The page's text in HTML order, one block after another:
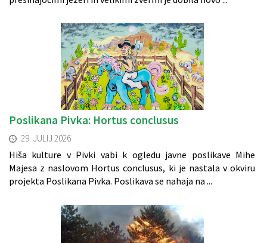
Poslikana Pivka: Hortus conclusus
29. JULIJ 2026
Hiša kulture v Pivki vabi k ogledu javne poslikave Mihe
Majesa z naslovom Hortus conclusus, ki je nastala v okviru
projekta Poslikana Pivka. Poslikava se nahaja na ...